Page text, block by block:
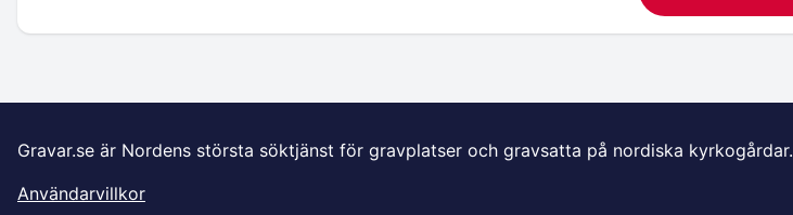
Gravar.se är Nordens största söktjänst för gravplatser och gravsatta på nordiska kyrkogårdar.
Användarvillkor